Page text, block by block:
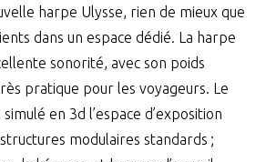
harpe Ulysse, rien de mieux que
dans un espace dédié. La harpe
sonorité, avec son poids
pratique pour les voyageurs. Le
en 3d l’espace d’exposition
modulaires standards ;